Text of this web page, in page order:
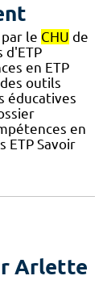
le CHU de
d'ETP
en ETP
outils
éducatives
en
ETP Savoir
Arlette